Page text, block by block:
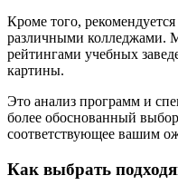
Кроме того,
различными колледжами.
рейтингами учебных
картины.
Это анализ программ и
более обоснованный
соответствующее вашим
Как выбрать